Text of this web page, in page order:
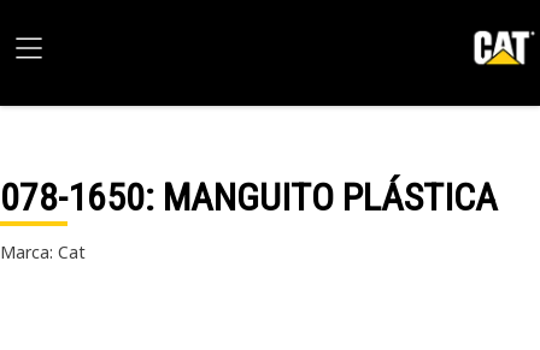
078-1650: MANGUITO PLÁSTICA
Marca: Cat